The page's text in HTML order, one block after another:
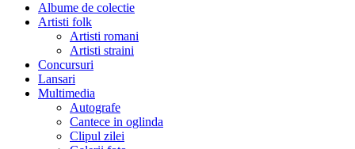
Albume de colectie
Artisti folk
Artisti romani
Artisti straini
Concursuri
Lansari
Multimedia
Autografe
Cantece in oglinda
Clipul zilei